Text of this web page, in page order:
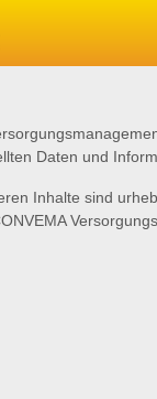
Daten und
Inhalte sind